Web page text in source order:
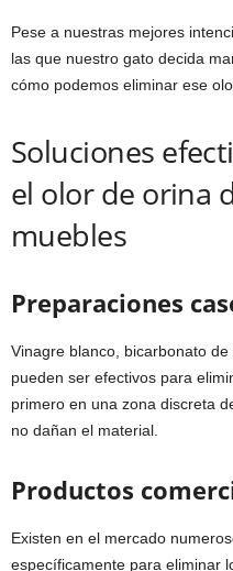
Pese a nuestras mejores
las que nuestro gato decida
cómo podemos eliminar ese
Soluciones
el olor de orina
muebles
Preparaciones
Vinagre blanco, bicarbonato
pueden ser efectivos para
primero en una zona discreta
no dañan el material.
Productos
Existen en el mercado
específicamente para eliminar